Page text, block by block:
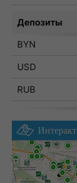
Депозиты
BYN
USD
RUB